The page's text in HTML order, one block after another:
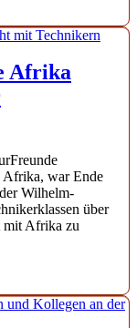
Afrika
Afrika, war Ende
Wilhelm-
über
mit Afrika zu